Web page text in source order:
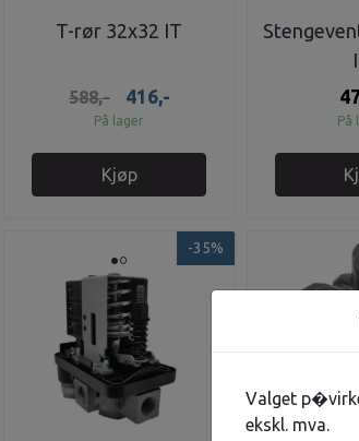
T-rør 32x32 IT
588,- 416,-
På lager
Kjøp
På
-35%
Valget
ekskl. mva.